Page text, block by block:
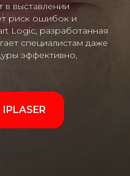
в выставлении
риск ошибок и
Logic, разработанная
специалистам даже
эффективно,
IPLASER